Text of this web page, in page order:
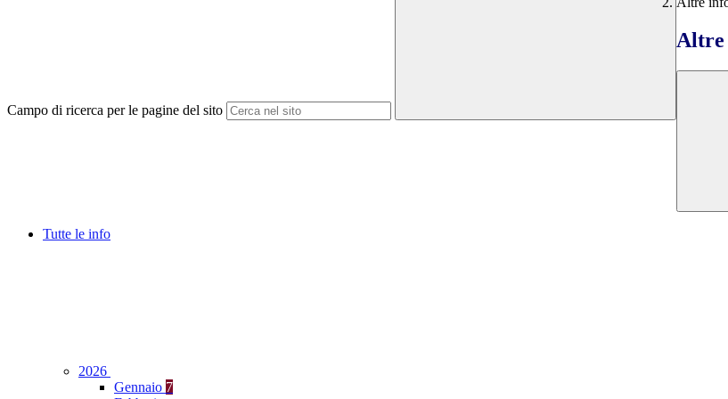
Campo di ricerca per le pagine del sito
Altre
Tutte le info
2026
Gennaio 7